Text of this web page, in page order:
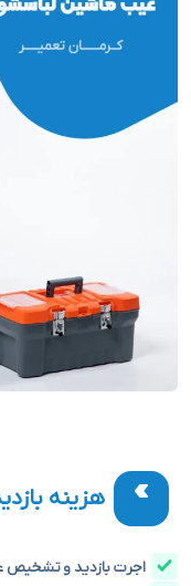
هزینه
اجرت بازدید و